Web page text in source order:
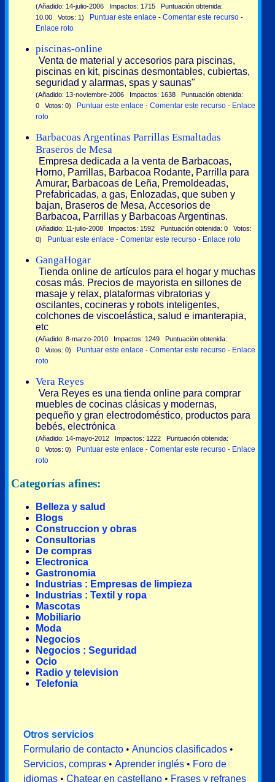
(Añadido: 14-julio-2006 Impactos: 1715 Puntuación obtenida:
10.00 Votos: 1) Puntuar este enlace - Comentar este recurso -
Enlace roto
piscinas-online
Venta de material y accesorios para piscinas,
piscinas en kit, piscinas desmontables, cubiertas,
seguridad y alarmas, spas y saunas"
(Añadido: 13-noviembre-2006 Impactos: 1638 Puntuación obtenida:
0 Votos: 0) Puntuar este enlace - Comentar este recurso - Enlace
roto
Barbacoas Argentinas Parrillas Esmaltadas
Braseros de Mesa
Empresa dedicada a la venta de Barbacoas,
Horno, Parrillas, Barbacoa Rodante, Parrilla para
Amurar, Barbacoas de Leña, Premoldeadas,
Prefabricadas, a gas, Enlozadas, que suben y
bajan, Braseros de Mesa, Accesorios de
Barbacoa, Parrillas y Barbacoas Argentinas.
(Añadido: 11-julio-2008 Impactos: 1592 Puntuación obtenida: 0 Votos:
0) Puntuar este enlace - Comentar este recurso - Enlace roto
GangaHogar
Tienda online de artículos para el hogar y muchas
cosas más. Precios de mayorista en sillones de
masaje y relax, plataformas vibratorias y
oscilantes, cocineras y robots inteligentes,
colchones de viscoelástica, salud e imanterapia,
etc
(Añadido: 8-marzo-2010 Impactos: 1249 Puntuación obtenida:
0 Votos: 0) Puntuar este enlace - Comentar este recurso - Enlace
roto
Vera Reyes
Vera Reyes es una tienda online para comprar
muebles de cocinas clásicas y modernas,
pequeño y gran electrodoméstico, productos para
bebés, electrónica
(Añadido: 14-mayo-2012 Impactos: 1222 Puntuación obtenida:
0 Votos: 0) Puntuar este enlace - Comentar este recurso - Enlace
roto
Categorías afines:
Belleza y salud
Blogs
Construccion y obras
Consultorias
De compras
Electronica
Gastronomia
Industrias : Empresas de limpieza
Industrias : Textil y ropa
Mascotas
Mobiliario
Moda
Negocios
Negocios : Seguridad
Ocio
Radio y television
Telefonia
Otros servicios
Formulario de contacto • Anuncios clasificados •
Servicios, compras • Aprender inglés • Foro de
idiomas • Chatear en castellano • Frases y refranes